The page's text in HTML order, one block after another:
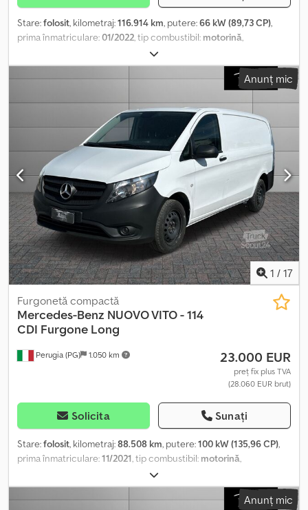
Stare:folosit, kilometraj:116.914 km, putere:66 kW (89,73 CP),
prima înmatriculare:01/2022, tip combustibil: motorină,
alb, tip de angrenaj:
de emisii:Euro 6, suspensie:oțel, număr de locuri:3, Dotări:aer
condiționat, servodirecție, Informațiile prezentate nu constituie
Anunț mic
1 / 17
Perugia (PG) 1.050 km
Furgonetă compactă
Mercedes-Benz NUOVO VITO - 114
CDI Furgone Long
23.000 EUR
preț fix plus TVA
(28.060 EUR brut)
Solicita Sunați
Stare:folosit, kilometraj:88.508 km, putere:100 kW (135,96 CP),
prima înmatriculare:11/2021 , tip combustibil: motorină
alb, tip de angrenaj:
de emisii:Euro 6, suspensie:oțel, număr de locuri:3, Dotări:aer
condiționat, servodirecție, Informațiile prezentate nu constituie
Anunț mic